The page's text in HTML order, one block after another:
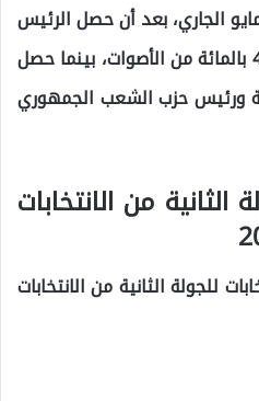
اجرائها يوم الأحد 28 مايو الجاري، بعد أن حصل الرئيس
رجب طيب أردوغان على 49.52 بالمائة من الأصوات، بينما حصل
ورئيس حزب الشعب الجمهوري
من الانتخابات
للجولة الثانية من الانتخابات